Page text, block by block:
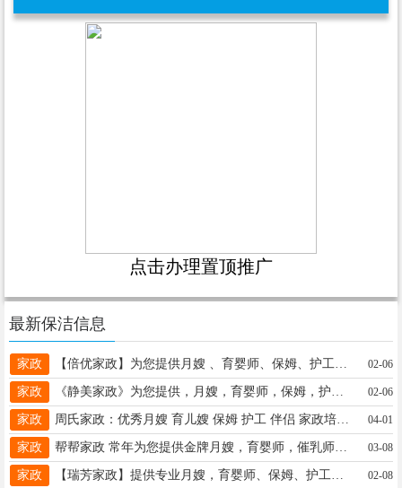
点击办理置顶推广
最新保洁信息
家政 02-06
家政 02-06
家政 周氏家政：优秀月嫂 育儿嫂 保姆 护工 伴侣 家政培训证书 婚介 招加盟，登记房源代办过户贷款19041599772微同 04-01
家政 03-08
家政 02-08